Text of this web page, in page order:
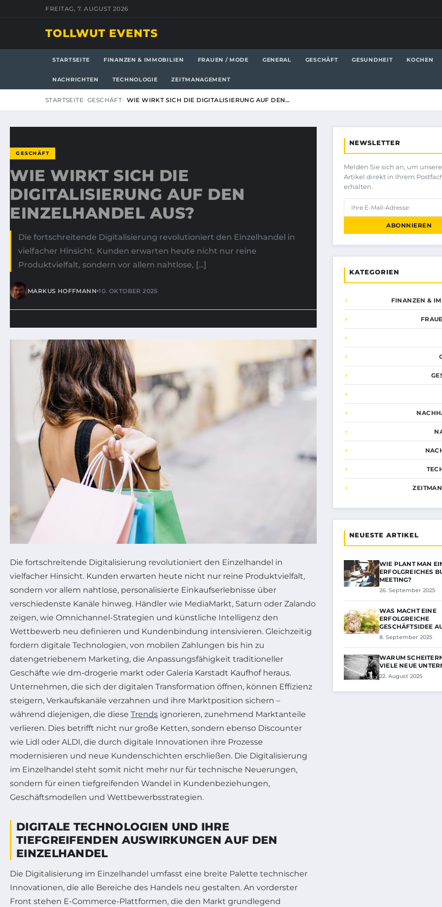
FREITAG, 7. AUGUST 2026
TOLLWUT EVENTS
STARTSEITE FINANZEN & IMMOBILIEN FRAUEN / MODE GENERAL GESCHÄFT GESUNDHEIT KOCHEN
NACHRICHTEN TECHNOLOGIE ZEITMANAGEMENT
STARTSEITE GESCHÄFT WIE WIRKT SICH DIE DIGITALISIERUNG AUF DEN…
GESCHÄFT
WIE WIRKT SICH DIE
DIGITALISIERUNG AUF DEN
EINZELHANDEL AUS?
Die fortschreitende Digitalisierung revolutioniert den Einzelhandel in
vielfacher Hinsicht. Kunden erwarten heute nicht nur reine
Produktvielfalt, sondern vor allem nahtlose, […]
MARKUS HOFFMANN•10. OKTOBER 2025
Die fortschreitende Digitalisierung revolutioniert den Einzelhandel in
vielfacher Hinsicht. Kunden erwarten heute nicht nur reine Produktvielfalt,
sondern vor allem nahtlose, personalisierte Einkaufserlebnisse über
verschiedenste Kanäle hinweg. Händler wie MediaMarkt, Saturn oder Zalando
zeigen, wie Omnichannel-Strategien und künstliche Intelligenz den
Wettbewerb neu definieren und Kundenbindung intensivieren. Gleichzeitig
fordern digitale Technologien, von mobilen Zahlungen bis hin zu
datengetriebenem Marketing, die Anpassungsfähigkeit traditioneller
Geschäfte wie dm-drogerie markt oder Galeria Karstadt Kaufhof heraus.
Unternehmen, die sich der digitalen Transformation öffnen, können Effizienz
steigern, Verkaufskanäle verzahnen und ihre Marktposition sichern –
während diejenigen, die diese Trends ignorieren, zunehmend Marktanteile
verlieren. Dies betrifft nicht nur große Ketten, sondern ebenso Discounter
wie Lidl oder ALDI, die durch digitale Innovationen ihre Prozesse
modernisieren und neue Kundenschichten erschließen. Die Digitalisierung
im Einzelhandel steht somit nicht mehr nur für technische Neuerungen,
sondern für einen tiefgreifenden Wandel in Kundenbeziehungen,
Geschäftsmodellen und Wettbewerbsstrategien.
DIGITALE TECHNOLOGIEN UND IHRE
TIEFGREIFENDEN AUSWIRKUNGEN AUF DEN
EINZELHANDEL
Die Digitalisierung im Einzelhandel umfasst eine breite Palette technischer
Innovationen, die alle Bereiche des Handels neu gestalten. An vorderster
Front stehen E-Commerce-Plattformen, die den Markt grundlegend
NEWSLETTER
Melden Sie sich an, um
Artikel direkt in Ihrem
erhalten.
ABONNIEREN
KATEGORIEN
FINANZEN &
NEUESTE ARTIKEL
WIE PLANT MAN
ERFOLGREICHES
MEETING?
26. September 2025
WAS MACHT EINE
ERFOLGREICHE
GESCHÄFTSIDEE
8. September 2025
WARUM
VIELE NEUE
22. August 2025